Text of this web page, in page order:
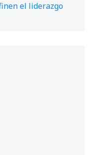
el liderazgo